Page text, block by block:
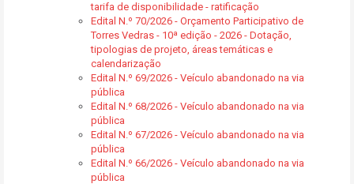
tarifa de disponibilidade - ratificação
Edital N.º 70/2026 - Orçamento Participativo de
Torres Vedras - 10ª edição - 2026 - Dotação,
tipologias de projeto, áreas temáticas e
calendarização
Edital N.º 69/2026 - Veículo abandonado na via
pública
Edital N.º 68/2026 - Veículo abandonado na via
pública
Edital N.º 67/2026 - Veículo abandonado na via
pública
Edital N.º 66/2026 - Veículo abandonado na via
pública